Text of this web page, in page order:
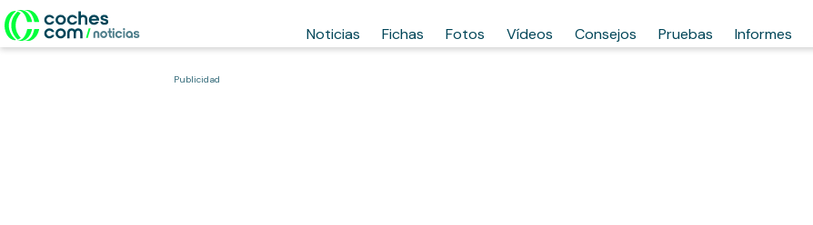
Noticias Fichas Fotos Vídeos Consejos Pruebas Informes
Publicidad